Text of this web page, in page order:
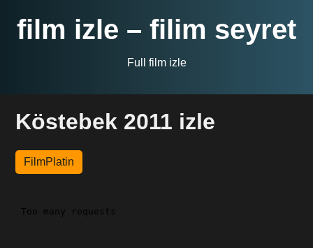
film izle – filim seyret
Full film izle
Köstebek 2011 izle
FilmPlatin